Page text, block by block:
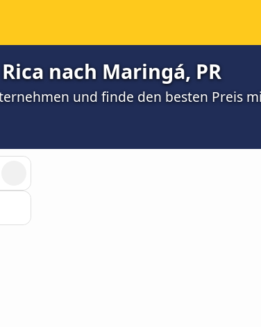
nach Maringá, PR
und finde den besten Preis